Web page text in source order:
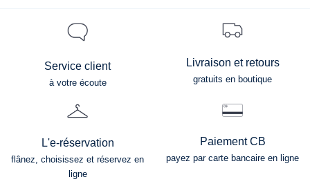
Service client
à votre écoute
Livraison et retours
gratuits en boutique
L'e-réservation
flânez, choisissez et réservez en
ligne
Paiement CB
payez par carte bancaire en ligne